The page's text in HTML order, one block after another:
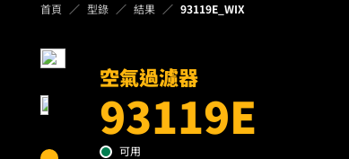
首頁 型錄 結果 93119E_WIX
空氣過濾器
93119E
可用